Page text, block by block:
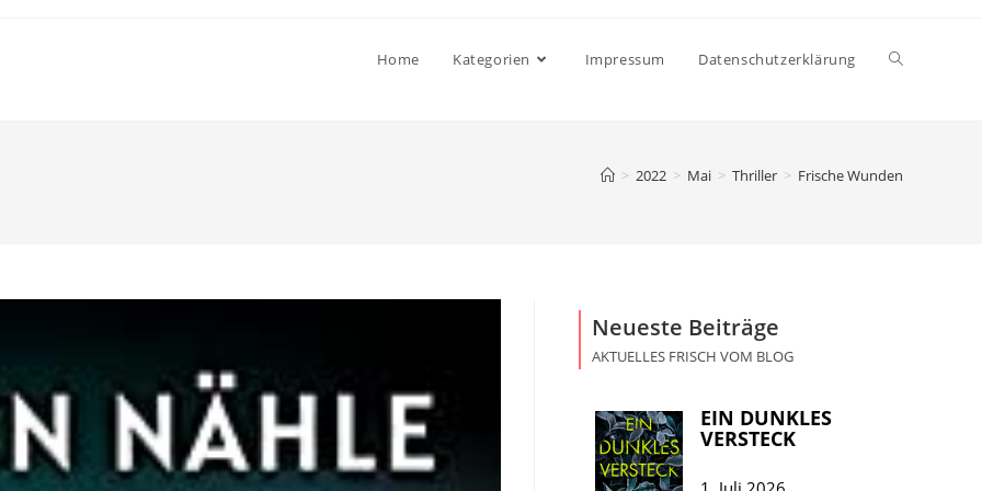
Home Kategorien Impressum Datenschutzerklärung
> 2022 > Mai > Thriller > Frische Wunden
Neueste Beiträge
AKTUELLES FRISCH VOM BLOG
EIN DUNKLES
VERSTECK